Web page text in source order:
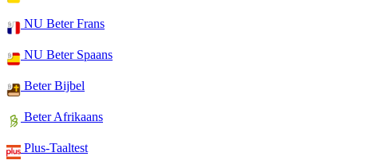
NU Beter Frans
NU Beter Spaans
Beter Bijbel
Beter Afrikaans
Plus-Taaltest